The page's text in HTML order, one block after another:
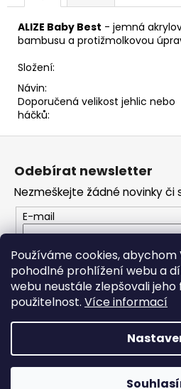
Používáme cookies, abychom
pohodlné prohlížení webu a
webu neustále zlepšovali jeho
použitelnost. Více informací
ALIZE Baby Best - jemná
bambusu a protižmolkovou
Složení:
Návin:
Doporučená velikost jehlic nebo
háčků:
p
o
r
č
u
j
e
m
HIMALAYA
DOLPHIN
BABY
80346
60
Kč
Z
í
Odebírat newsletter
Nezmeškejte žádné novinky či
E-mail
Vložením e-mailu souhlasíte s
ochrany osobních údajů
PŘIHLÁSIT SE
JO Klubko.